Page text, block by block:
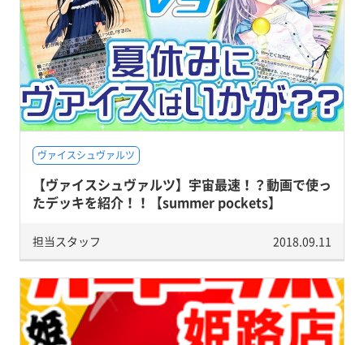
ヴァイスシュヴァルツ
【ヴァイスシュヴァルツ】宇宙最速！？動画で使っ
たデッキを紹介！！【summer pockets】
担当スタッフ 2018.09.11